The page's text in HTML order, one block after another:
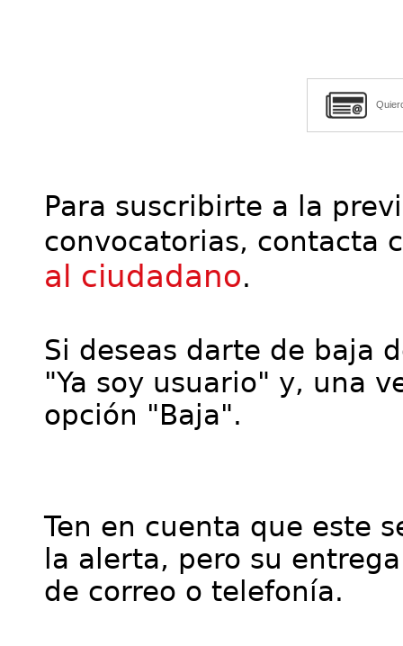
Para suscribirte a la
convocatorias, contacta
al ciudadano.
Si deseas darte de baja
"Ya soy usuario" y, una
opción "Baja".
Ten en cuenta que este
la alerta, pero su
de correo o telefonía.